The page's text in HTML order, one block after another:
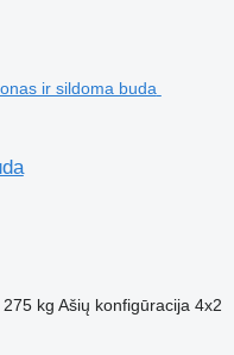
275 kg Ašių konfigūracija 4x2